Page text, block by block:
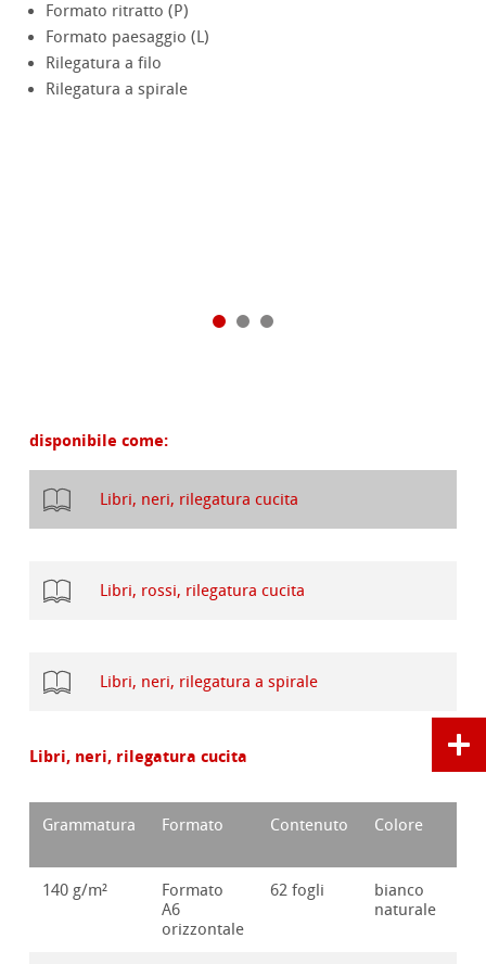
Formato ritratto (P)
Formato paesaggio (L)
Rilegatura a filo
Rilegatura a spirale
disponibile come:
Libri, neri, rilegatura cucita
Libri, rossi, rilegatura cucita
Libri, neri, rilegatura a spirale
Libri, neri, rilegatura cucita
Grammatura Formato Contenuto Colore
140 g/m²
Formato
A6
orizzontale
62 fogli
bianco
naturale